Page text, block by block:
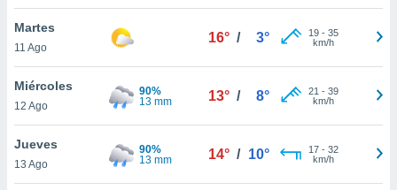
Martes
11 Ago
16° / 3° 19- 35
km/h
Miércoles
12 Ago
90%
13 mm
13° / 8° 21 - 39
km/h
Jueves
13 Ago
90%
13 mm
14° / 10° 17- 32
km/h